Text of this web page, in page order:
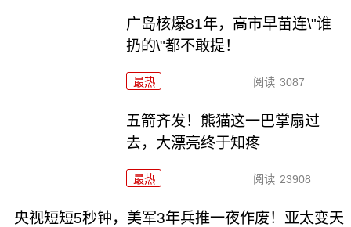
广岛核爆81年，高市早苗连\"谁
扔的\"都不敢提！
最热 阅读 3087
五箭齐发！熊猫这一巴掌扇过
去，大漂亮终于知疼
最热 阅读 23908
央视短短5秒钟，美军3年兵推一夜作废！亚太变天